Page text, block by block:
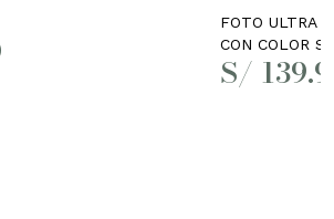
FOTO ULTRA
CON COLOR
S/